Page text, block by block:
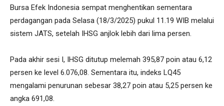
Bursa Efek Indonesia sempat menghentikan sementara
perdagangan pada Selasa (18/3/2025) pukul 11.19 WIB melalui
sistem JATS, setelah IHSG anjlok lebih dari lima persen.
Pada akhir sesi I, IHSG ditutup melemah 395,87 poin atau 6,12
persen ke level 6.076,08. Sementara itu, indeks LQ45
mengalami penurunan sebesar 38,27 poin atau 5,25 persen ke
angka 691,08.